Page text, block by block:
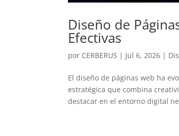
Diseño de
Efectivas
por CERBERUS | Jul 6, 2026 |
El diseño de páginas web ha
estratégica que combina
destacar en el entorno digital